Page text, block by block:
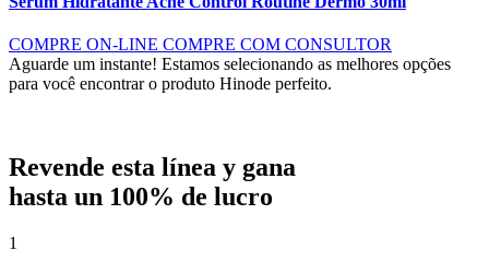
COMPRE ON-LINE COMPRE COM CONSULTOR
Aguarde um instante! Estamos selecionando as melhores opções
para você encontrar o produto Hinode perfeito.
Revende esta línea y gana
hasta un 100% de lucro
1